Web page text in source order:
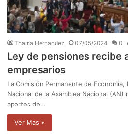
Thaina Hernandez 07/05/2024 0
Ley de pensiones recibe
empresarios
La Comisión Permanente de Economía,
Nacional de la Asamblea Nacional
aportes de…
Ver Mas »